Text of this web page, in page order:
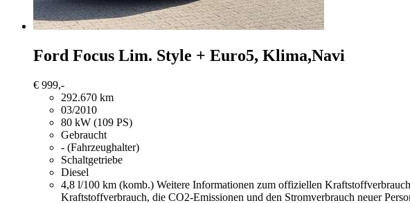
Ford Focus Lim. Style + Euro5, Klima,Navi
€ 999,-
292.670 km
03/2010
80 kW (109 PS)
Gebraucht
- (Fahrzeughalter)
Schaltgetriebe
Diesel
4,8 l/100 km (komb.) Weitere Informationen zum offiziellen
Kraftstoffverbrauch, die CO2-Emissionen und den Stromverbrauch neuer